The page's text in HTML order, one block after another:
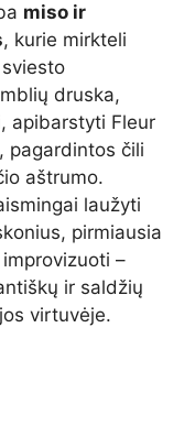
miso ir
, kurie mirkteli
druska,
, apibarstyti Fleur
pagardintos čili
aštrumo.
laužyti
pirmiausia
–
ir saldžių
virtuvėje.